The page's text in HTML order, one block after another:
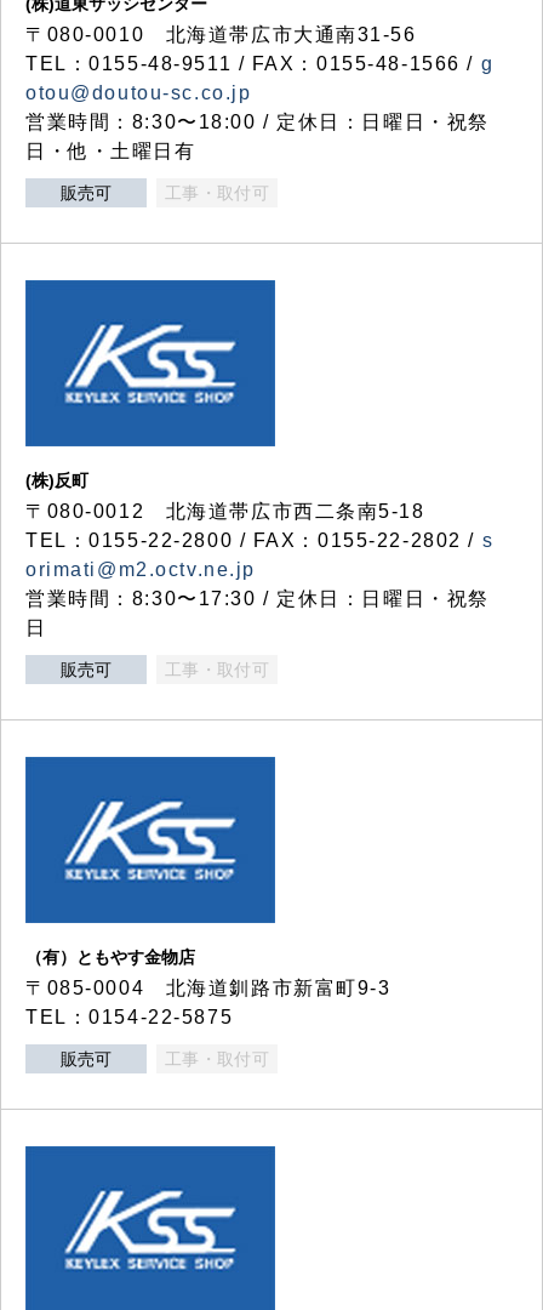
〒080-0010 北海道帯広市大通南31-56
TEL：0155-48-9511 / FAX：0155-48-1566 / g
otou@doutou-sc.co.jp
営業時間：8:30〜18:00 / 定休日：日曜日・祝祭
日・他・土曜日有
販売可 工事・取付可
(株)反町
〒080-0012 北海道帯広市西二条南5-18
TEL：0155-22-2800 / FAX：0155-22-2802 / s
orimati@m2.octv.ne.jp
営業時間：8:30〜17:30 / 定休日：日曜日・祝祭
日
販売可 工事・取付可
（有）ともやす金物店
〒085-0004 北海道釧路市新富町9-3
TEL：0154-22-5875
販売可 工事・取付可